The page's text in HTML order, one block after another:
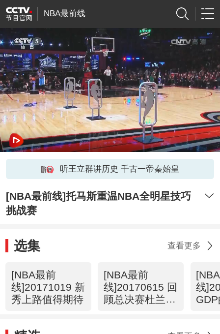
NBA最前线
听王立群讲历史 千古一帝秦始皇
[NBA最前线]托马斯重温NBA全明星技巧
挑战赛
选集 查看更多
[NBA最前
线]20171019 新
秀上路值得期待
[NBA最前
线]20170615 回
顾总决赛杜兰特
线